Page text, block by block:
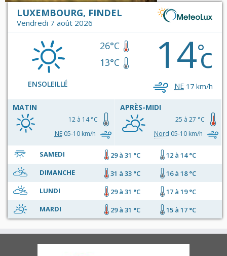
LUXEMBOURG, FINDEL
Vendredi 7 août 2026
ENSOLEILLÉ
26°C
13°C
14°c
NE 17 km/h
MATIN
12 à 14 °C
NE05-10 km/h
APRÈS-MIDI
25 à 27 °C
Nord 05-10 km/h
SAMEDI 29 à 31 °C
12 à 14 °C
DIMANCHE
31 à 33 °C
16 à 18 °C
LUNDI
29 à 31 °C
17 à 19 °C
MARDI
29 à 31 °C 15 à 17 °C